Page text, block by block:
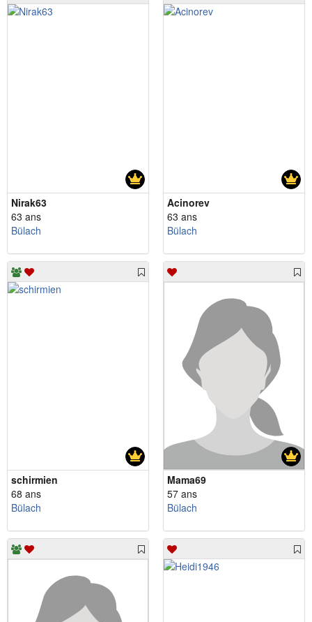
Nirak63
63 ans
Bülach
Acinorev
63 ans
Bülach
schirmien
68 ans
Bülach
Mama69
57 ans
Bülach